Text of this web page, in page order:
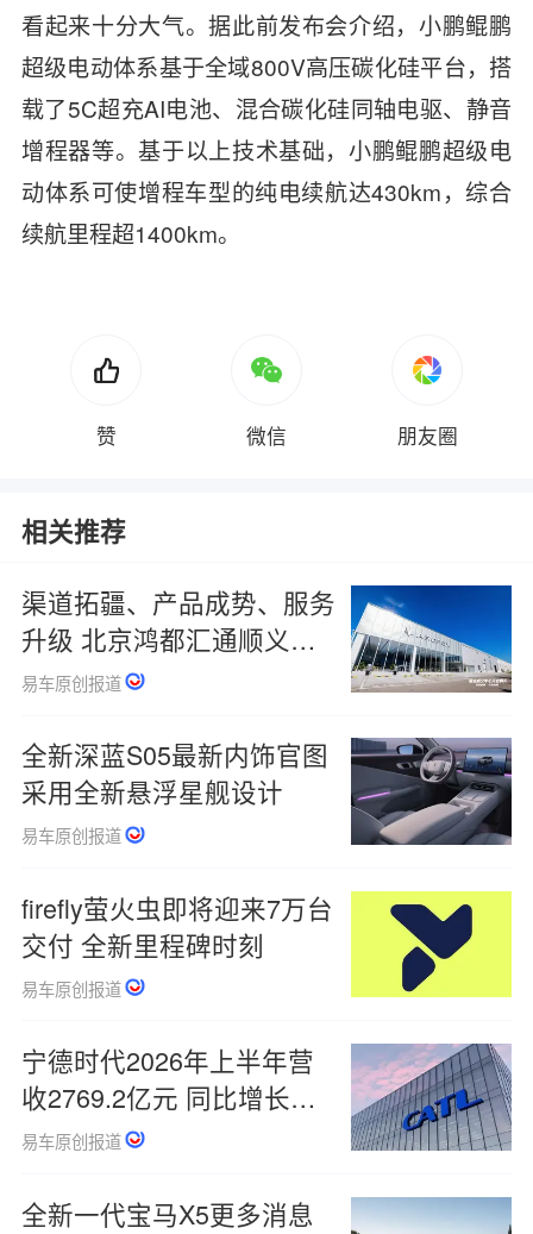
看起来十分大气。据此前发布会介绍，小鹏鲲鹏
超级电动体系基于全域800V高压碳化硅平台，搭
载了5C超充AI电池、混合碳化硅同轴电驱、静音
增程器等。基于以上技术基础，小鹏鲲鹏超级电
动体系可使增程车型的纯电续航达430km，综合
续航里程超1400km。
赞 微信 朋友圈
相关推荐
渠道拓疆、产品成势、服务
升级 北京鸿都汇通顺义极
狐店开业
易车原创报道
全新深蓝S05最新内饰官图
采用全新悬浮星舰设计
易车原创报道
firefly萤火虫即将迎来7万台
交付 全新里程碑时刻
易车原创报道
宁德时代2026年上半年营
收2769.2亿元 同比增长
54.80%
易车原创报道
全新一代宝马X5更多消息